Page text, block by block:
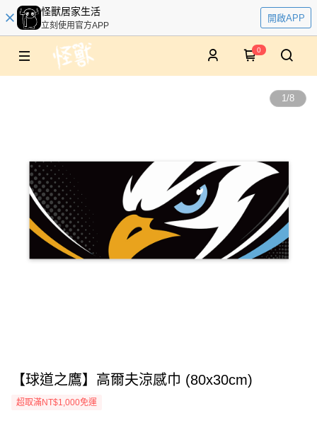
怪獸居家生活
立刻使用官方APP
開啟APP
0
1/8
【球道之鷹】高爾夫涼感巾 (80x30cm)
超取滿NT$1,000免運